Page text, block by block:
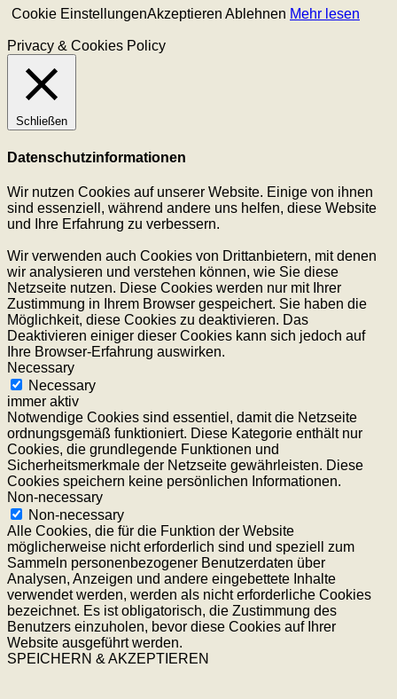
Cookie EinstellungenAkzeptieren Ablehnen Mehr lesen
Privacy & Cookies Policy
Schließen
Datenschutzinformationen
Wir nutzen Cookies auf unserer Website. Einige von ihnen
sind essenziell, während andere uns helfen, diese Website
und Ihre Erfahrung zu verbessern.
Wir verwenden auch Cookies von Drittanbietern, mit denen
wir analysieren und verstehen können, wie Sie diese
Netzseite nutzen. Diese Cookies werden nur mit Ihrer
Zustimmung in Ihrem Browser gespeichert. Sie haben die
Möglichkeit, diese Cookies zu deaktivieren. Das
Deaktivieren einiger dieser Cookies kann sich jedoch auf
Ihre Browser-Erfahrung auswirken.
Necessary
Necessary
immer aktiv
Notwendige Cookies sind essentiel, damit die Netzseite
ordnungsgemäß funktioniert. Diese Kategorie enthält nur
Cookies, die grundlegende Funktionen und
Sicherheitsmerkmale der Netzseite gewährleisten. Diese
Cookies speichern keine persönlichen Informationen.
Non-necessary
Non-necessary
Alle Cookies, die für die Funktion der Website
möglicherweise nicht erforderlich sind und speziell zum
Sammeln personenbezogener Benutzerdaten über
Analysen, Anzeigen und andere eingebettete Inhalte
verwendet werden, werden als nicht erforderliche Cookies
bezeichnet. Es ist obligatorisch, die Zustimmung des
Benutzers einzuholen, bevor diese Cookies auf Ihrer
Website ausgeführt werden.
SPEICHERN & AKZEPTIEREN